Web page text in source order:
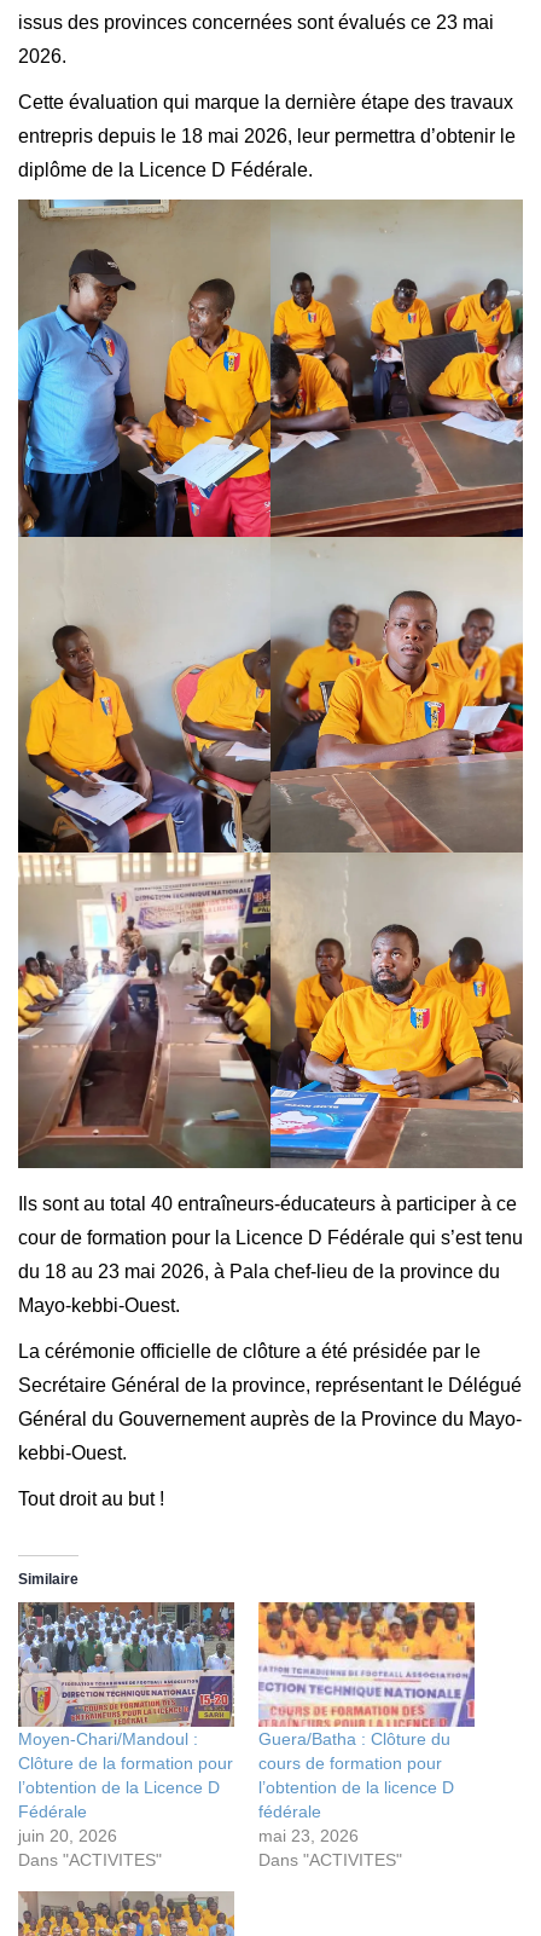
issus des provinces concernées sont évalués ce 23 mai
2026.
‎Cette évaluation qui marque la dernière étape des travaux
entrepris depuis le 18 mai 2026, leur permettra d’obtenir le
diplôme de la Licence D Fédérale.
‎Ils sont au total 40 entraîneurs-éducateurs à participer à ce
cour de formation pour la Licence D Fédérale qui s’est tenu
du 18 au 23 mai 2026, à Pala chef-lieu de la province du
Mayo-kebbi-Ouest.
La cérémonie officielle de clôture a été présidée par le
Secrétaire Général de la province, représentant le Délégué
Général du Gouvernement auprès de la Province du Mayo-
kebbi-Ouest.
Tout droit au but !
Similaire
Moyen-Chari/Mandoul :
Clôture de la formation pour
l’obtention de la Licence D
Fédérale
juin 20, 2026
Dans "ACTIVITES"
Guera/Batha : Clôture du
cours de formation pour
l’obtention de la licence D
fédérale
mai 23, 2026
Dans "ACTIVITES"